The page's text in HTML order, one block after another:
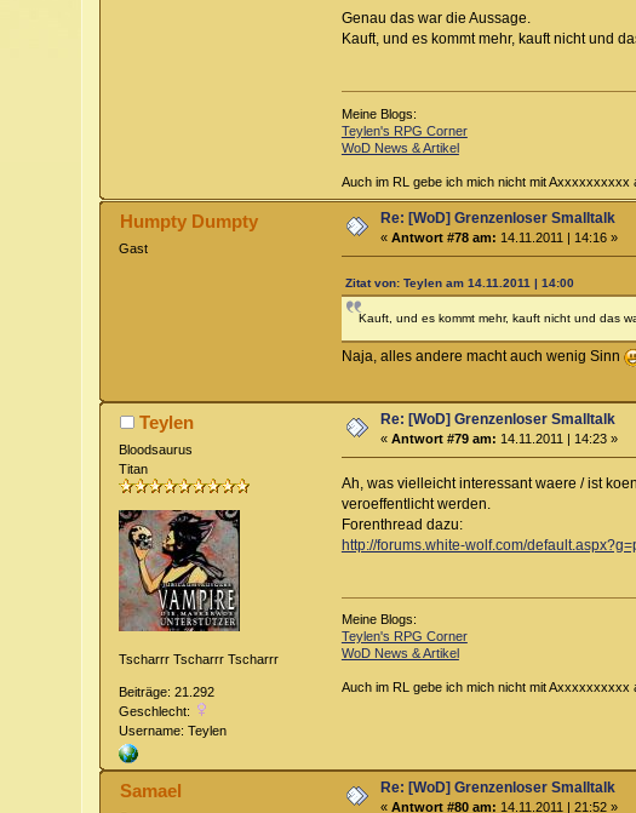
Genau das war die Aussage.
Kauft, und es kommt mehr, kauft nicht und
Meine Blogs:
Teylen's RPG Corner
WoD News & Artikel
Auch im RL gebe ich mich nicht mit Axxxxxxxxxx
Humpty Dumpty
Gast
Re: [WoD] Grenzenloser Smalltalk
«Antwort #78 am: 14.11.2011 | 14:16 »
Zitat von: Teylen am 14.11.2011 | 14:00
Kauft, und es kommt mehr, kauft nicht und das
Naja, alles andere macht auch wenig Sinn
Teylen
Bloodsaurus
Titan
Tscharrr Tscharrr Tscharrr
Beiträge: 21.292
Geschlecht:
Username: Teylen
Re: [WoD] Grenzenloser Smalltalk
«Antwort #79 am: 14.11.2011 | 14:23 »
Ah, was vielleicht interessant waere / ist
veroeffentlicht werden.
Forenthread dazu:
http://forums.white-wolf.com/
Meine Blogs:
Teylen's RPG Corner
WoD News & Artikel
Auch im RL gebe ich mich nicht mit Axxxxxxxxxx
Samael Re: [WoD] Grenzenloser Smalltalk
«Antwort #80 am: 14.11.2011 | 21:52 »